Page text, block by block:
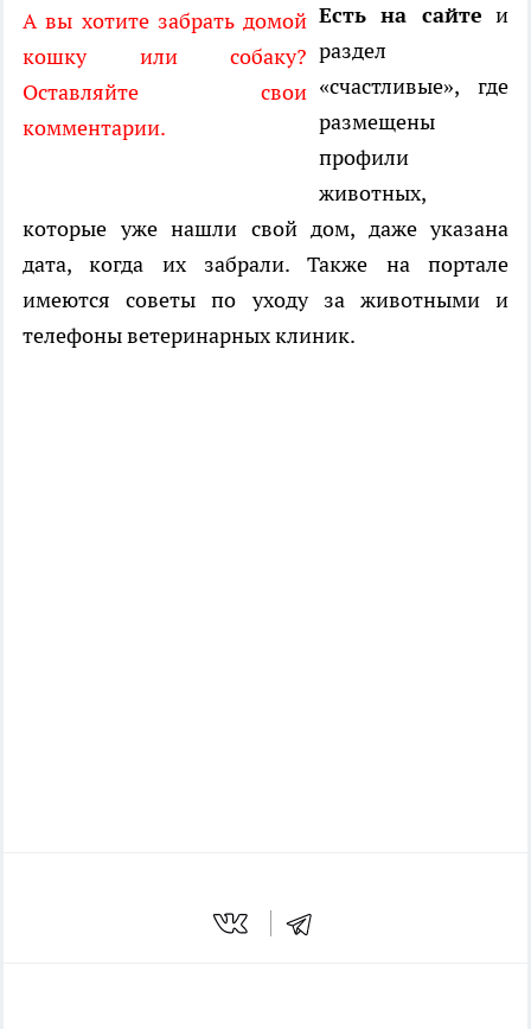
А вы хотите забрать домой
кошку или собаку?
Оставляйте свои
комментарии.
Есть на сайте и
раздел
«счастливые», где
размещены
профили
животных,
которые уже нашли свой дом, даже указана
дата, когда их забрали. Также на портале
имеются советы по уходу за животными и
телефоны ветеринарных клиник.